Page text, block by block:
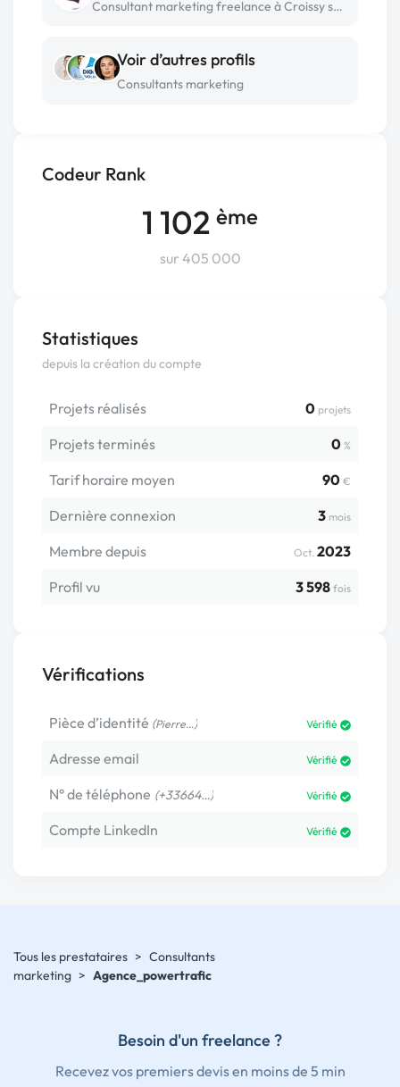
Codeur Rank
1 102 ème
sur 405 000
Statistiques
depuis la création du compte
Projets réalisés 0 projets
Projets terminés 0 %
Tarif horaire moyen 90 €
Dernière connexion 3 mois
Membre depuis Oct. 2023
Profil vu
3 598 fois
Vérifications
Pièce d’identité (Pierre…) Vérifié
Adresse email Vérifié
N° de téléphone (+33664…) Vérifié
Compte LinkedIn Vérifié
Consultant marketing freelance à Croissy sur seine
Voir d’autres profils
Consultants marketing
Tous les prestataires > Consultants
marketing > Agence_powertrafic
Besoin d'un freelance ?
Recevez vos premiers devis en moins de 5 min